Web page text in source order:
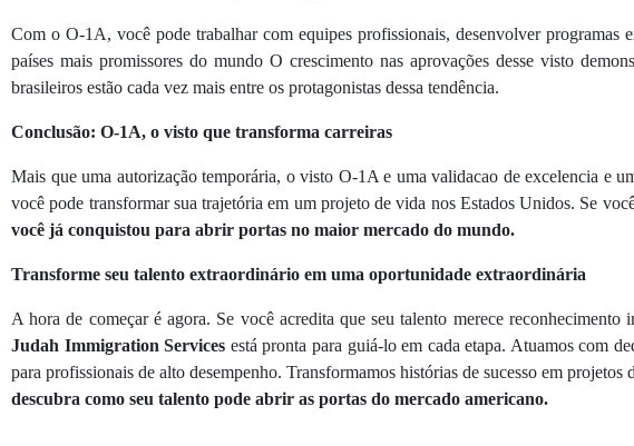
Com o O-1A, você pode trabalhar com equipes profissionais, desenvolver
países mais promissores do mundo O crescimento nas aprovações desse visto
brasileiros estão cada vez mais entre os protagonistas dessa tendência.
Conclusão: O-1A, o visto que transforma carreiras
Mais que uma autorização temporária, o visto O-1A e uma validacao de excelencia e
você pode transformar sua trajetória em um projeto de vida nos Estados Unidos. Se
você já conquistou para abrir portas no maior mercado do mundo.
Transforme seu talento extraordinário em uma oportunidade extraordinária
A hora de começar é agora. Se você acredita que seu talento merece
Judah Immigration Services está pronta para guiá-lo em cada etapa. Atuamos com
para profissionais de alto desempenho. Transformamos histórias de sucesso em
descubra como seu talento pode abrir as portas do mercado americano.